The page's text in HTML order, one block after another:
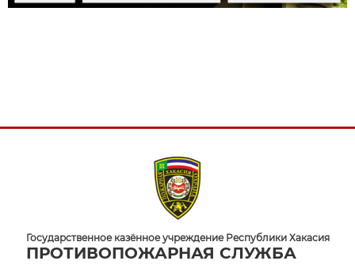
Государственное казённое учреждение Республики Хакасия
ПРОТИВОПОЖАРНАЯ СЛУЖБА